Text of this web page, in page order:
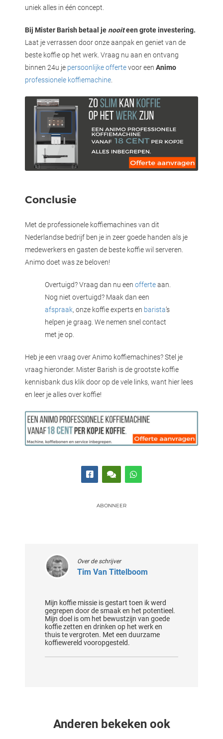
uniek alles in één concept.
Bij Mister Barish betaal jenooiteen grote investering.
Laat je verrassen door onze aanpak en geniet van de
beste koffie op het werk. Vraag nu aan en ontvang
binnen 24u je persoonlijke offertevoor een Animo
professionele koffiemachine.
Conclusie
Met de professionele koffiemachines van dit
Nederlandse bedrijf ben je in zeer goede handen als je
medewerkers en gasten de beste koffie wil serveren.
Animo doet was ze beloven!
Overtuigd? Vraag dan nu een offerteaan.
Nog niet overtuigd? Maak dan een
afspraak, onze koffie experts en barista’s
helpen je graag. We nemen snel contact
met je op.
Heb je een vraag over Animo koffiemachines? Stel je
vraag hieronder. Mister Barish is de grootste koffie
kennisbank dus klik door op de vele links, want hier lees
en leer je alles over koffie!
ABONNEER
Over de schrijver
Tim Van Tittelboom
Mijn koffie missie is gestart toen ik werd
gegrepen door de smaak en het potentieel.
Mijn doel is om het bewustzijn van goede
koffie zetten en drinken op het werk en
thuis te vergroten. Met een duurzame
koffiewereld vooropgesteld.
Anderen bekeken ook